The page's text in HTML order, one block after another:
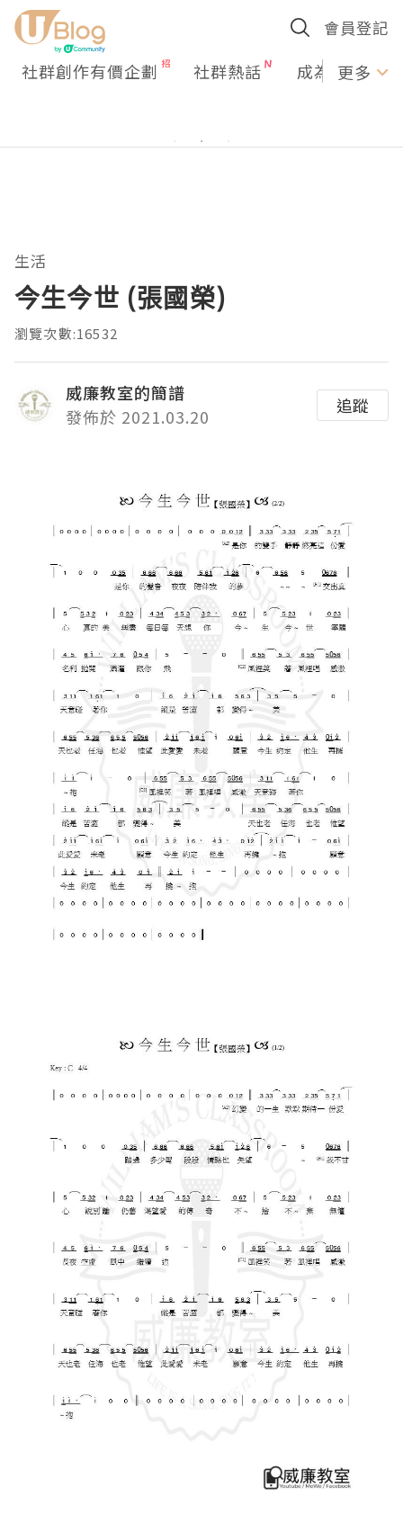
會員登記
社群創作有價企劃 社群熱話 成為U更多
生活
今生今世 (張國榮)
瀏覽次數:16532
威廉教室的簡譜
發佈於 2021.03.20
追蹤